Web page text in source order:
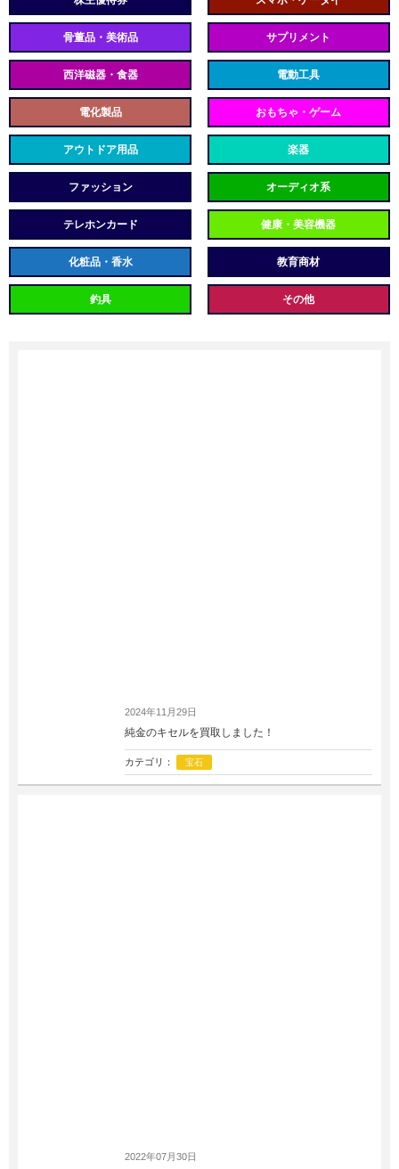
骨董品・美術品 サプリメント
西洋磁器・食器 電動工具
電化製品 おもちゃ・ゲーム
アウトドア用品 楽器
ファッション オーディオ系
テレホンカード 健康・美容機器
化粧品・香水 教育商材
釣具 その他
2024年11月29日
純金のキセルを買取しました！
カテゴリ： 宝石
2022年07月30日